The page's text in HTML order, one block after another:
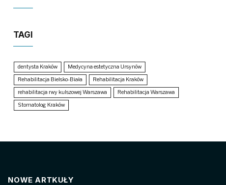
TAGI
dentysta Kraków
Medycyna estetyczna Ursynów
Rehabilitacja Bielsko-Biała
Rehabilitacja Kraków
rehabilitacja rwy kulszowej Warszawa
Rehabilitacja Warszawa
Stomatolog Kraków
NOWE ARTKUŁY